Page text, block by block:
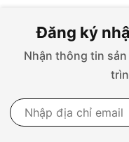
Dung lượng đạt
Điện áp sạc lý
Hiển thị % trong
An toàn tuyệt đối,
Hướng dẫn đo pin
Đăng ký
Nhận thông tin